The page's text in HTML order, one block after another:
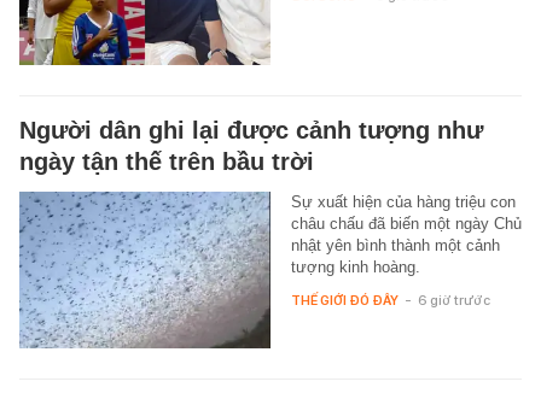
Người dân ghi lại được cảnh tượng như
ngày tận thế trên bầu trời
Sự xuất hiện của hàng triệu con
châu chấu đã biến một ngày Chủ
nhật yên bình thành một cảnh
tượng kinh hoàng.
THẾ GIỚI ĐÓ ĐÂY - 6 giờ trước